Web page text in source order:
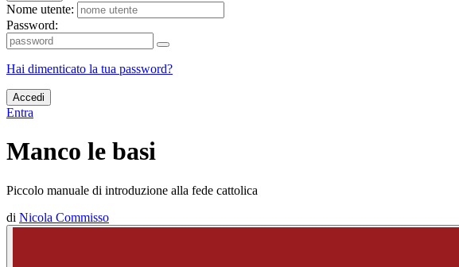
Nome utente:
Password:
Hai dimenticato la tua password?
Accedi
Entra
Manco le basi
Piccolo manuale di introduzione alla fede cattolica
di Nicola Commisso